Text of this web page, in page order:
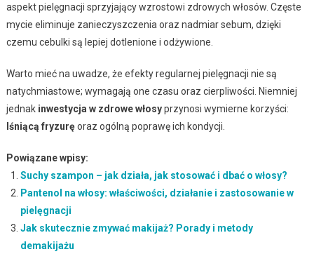
aspekt pielęgnacji sprzyjający wzrostowi zdrowych włosów. Częste
mycie eliminuje zanieczyszczenia oraz nadmiar sebum, dzięki
czemu cebulki są lepiej dotlenione i odżywione.
Warto mieć na uwadze, że efekty regularnej pielęgnacji nie są
natychmiastowe; wymagają one czasu oraz cierpliwości. Niemniej
jednak inwestycja w zdrowe włosyprzynosi wymierne korzyści:
lśniącą fryzuręoraz ogólną poprawę ich kondycji.
Powiązane wpisy:
Suchy szampon – jak działa, jak stosować i dbać o włosy?
Pantenol na włosy: właściwości, działanie i zastosowanie w
pielęgnacji
Jak skutecznie zmywać makijaż? Porady i metody
demakijażu